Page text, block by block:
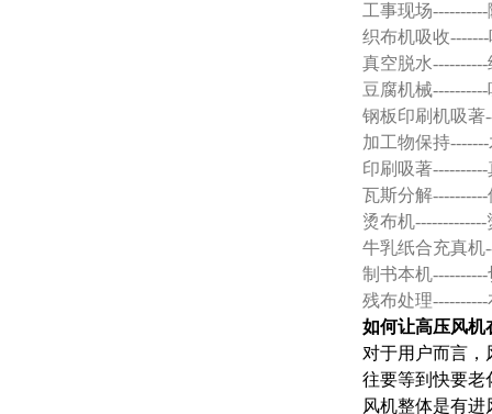
工事现场
织布机吸收
真空脱水
豆腐机械
钢板印刷机吸著
加工物保持
印刷吸著
瓦斯分解
烫布机
牛乳纸合充真机
制书本机
残布
如何让高压风机
对于用户而言
往要等到快要老
风机整体是有